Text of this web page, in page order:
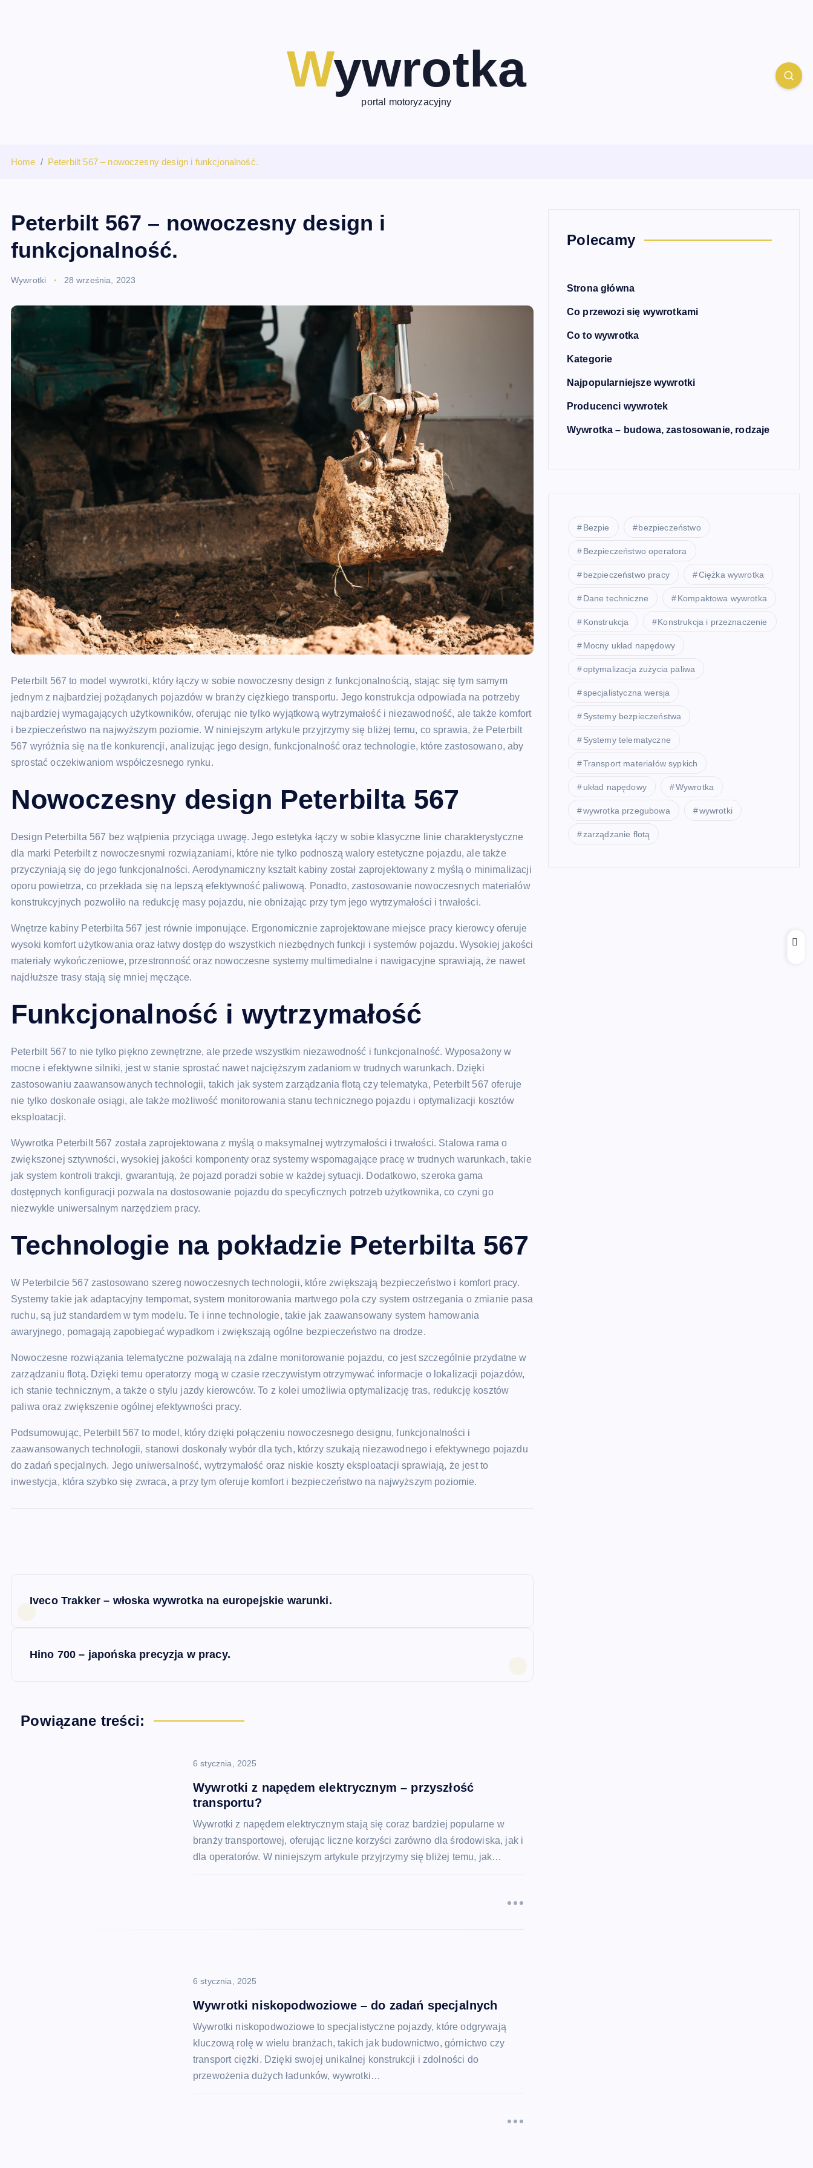
Wywrotka
portal motoryzacyjny
Home Peterbilt 567 – nowoczesny design i funkcjonalność.
Peterbilt 567 – nowoczesny design i
funkcjonalność.
Wywrotki 28 września, 2023
Peterbilt 567 to model wywrotki, który łączy w sobie nowoczesny design z funkcjonalnością, stając się tym samym
jednym z najbardziej pożądanych pojazdów w branży ciężkiego transportu. Jego konstrukcja odpowiada na potrzeby
najbardziej wymagających użytkowników, oferując nie tylko wyjątkową wytrzymałość i niezawodność, ale także komfort
i bezpieczeństwo na najwyższym poziomie. W niniejszym artykule przyjrzymy się bliżej temu, co sprawia, że Peterbilt
567 wyróżnia się na tle konkurencji, analizując jego design, funkcjonalność oraz technologie, które zastosowano, aby
sprostać oczekiwaniom współczesnego rynku.
Nowoczesny design Peterbilta 567
Design Peterbilta 567 bez wątpienia przyciąga uwagę. Jego estetyka łączy w sobie klasyczne linie charakterystyczne
dla marki Peterbilt z nowoczesnymi rozwiązaniami, które nie tylko podnoszą walory estetyczne pojazdu, ale także
przyczyniają się do jego funkcjonalności. Aerodynamiczny kształt kabiny został zaprojektowany z myślą o minimalizacji
oporu powietrza, co przekłada się na lepszą efektywność paliwową. Ponadto, zastosowanie nowoczesnych materiałów
konstrukcyjnych pozwoliło na redukcję masy pojazdu, nie obniżając przy tym jego wytrzymałości i trwałości.
Wnętrze kabiny Peterbilta 567 jest równie imponujące. Ergonomicznie zaprojektowane miejsce pracy kierowcy oferuje
wysoki komfort użytkowania oraz łatwy dostęp do wszystkich niezbędnych funkcji i systemów pojazdu. Wysokiej jakości
materiały wykończeniowe, przestronność oraz nowoczesne systemy multimedialne i nawigacyjne sprawiają, że nawet
najdłuższe trasy stają się mniej męczące.
Funkcjonalność i wytrzymałość
Peterbilt 567 to nie tylko piękno zewnętrzne, ale przede wszystkim niezawodność i funkcjonalność. Wyposażony w
mocne i efektywne silniki, jest w stanie sprostać nawet najcięższym zadaniom w trudnych warunkach. Dzięki
zastosowaniu zaawansowanych technologii, takich jak system zarządzania flotą czy telematyka, Peterbilt 567 oferuje
nie tylko doskonałe osiągi, ale także możliwość monitorowania stanu technicznego pojazdu i optymalizacji kosztów
eksploatacji.
Wywrotka Peterbilt 567 została zaprojektowana z myślą o maksymalnej wytrzymałości i trwałości. Stalowa rama o
zwiększonej sztywności, wysokiej jakości komponenty oraz systemy wspomagające pracę w trudnych warunkach, takie
jak system kontroli trakcji, gwarantują, że pojazd poradzi sobie w każdej sytuacji. Dodatkowo, szeroka gama
dostępnych konfiguracji pozwala na dostosowanie pojazdu do specyficznych potrzeb użytkownika, co czyni go
niezwykle uniwersalnym narzędziem pracy.
Technologie na pokładzie Peterbilta 567
W Peterbilcie 567 zastosowano szereg nowoczesnych technologii, które zwiększają bezpieczeństwo i komfort pracy.
Systemy takie jak adaptacyjny tempomat, system monitorowania martwego pola czy system ostrzegania o zmianie pasa
ruchu, są już standardem w tym modelu. Te i inne technologie, takie jak zaawansowany system hamowania
awaryjnego, pomagają zapobiegać wypadkom i zwiększają ogólne bezpieczeństwo na drodze.
Nowoczesne rozwiązania telematyczne pozwalają na zdalne monitorowanie pojazdu, co jest szczególnie przydatne w
zarządzaniu flotą. Dzięki temu operatorzy mogą w czasie rzeczywistym otrzymywać informacje o lokalizacji pojazdów,
ich stanie technicznym, a także o stylu jazdy kierowców. To z kolei umożliwia optymalizację tras, redukcję kosztów
paliwa oraz zwiększenie ogólnej efektywności pracy.
Podsumowując, Peterbilt 567 to model, który dzięki połączeniu nowoczesnego designu, funkcjonalności i
zaawansowanych technologii, stanowi doskonały wybór dla tych, którzy szukają niezawodnego i efektywnego pojazdu
do zadań specjalnych. Jego uniwersalność, wytrzymałość oraz niskie koszty eksploatacji sprawiają, że jest to
inwestycja, która szybko się zwraca, a przy tym oferuje komfort i bezpieczeństwo na najwyższym poziomie.
N
w
g
Iveco Trakker – włoska wywrotka na europejskie warunki.
Hino 700 – japońska precyzja w pracy.
Powiązane treści:
6 stycznia, 2025
Wywrotki z napędem elektrycznym – przyszłość
transportu?
Wywrotki z napędem elektrycznym stają się coraz bardziej popularne w
branży transportowej, oferując liczne korzyści zarówno dla środowiska, jak i
dla operatorów. W niniejszym artykule przyjrzymy się bliżej temu, jak…
6 stycznia, 2025
Wywrotki niskopodwoziowe – do zadań specjalnych
Wywrotki niskopodwoziowe to specjalistyczne pojazdy, które odgrywają
kluczową rolę w wielu branżach, takich jak budownictwo, górnictwo czy
transport ciężki. Dzięki swojej unikalnej konstrukcji i zdolności do
przewożenia dużych ładunków, wywrotki…
Polecamy
Strona główna
Co przewozi się wywrotkami
Co to wywrotka
Kategorie
Najpopularniejsze wywrotki
Producenci wywrotek
Wywrotka – budowa, zastosowanie, rodzaje
Bezpie bezpieczeństwo
Bezpieczeństwo operatora
bezpieczeństwo pracy Ciężka wywrotka
Dane techniczne Kompaktowa wywrotka
Konstrukcja Konstrukcja i przeznaczenie
Mocny układ napędowy
optymalizacja zużycia paliwa
specjalistyczna wersja
Systemy bezpieczeństwa
Systemy telematyczne
Transport materiałów sypkich
układ napędowy Wywrotka
wywrotka przegubowa wywrotki
zarządzanie flotą